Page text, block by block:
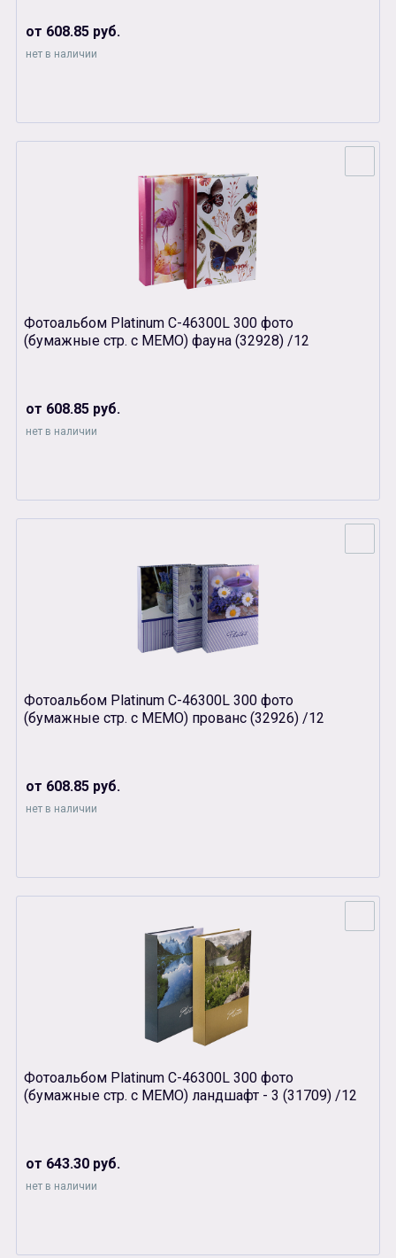
от 608.85 руб.
нет в наличии
Фотоальбом Platinum С-46300L 300 фото
(бумажные стр. с МЕМО) фауна (32928) /12
от 608.85 руб.
нет в наличии
Фотоальбом Platinum С-46300L 300 фото
(бумажные стр. с МЕМО) прованс (32926) /12
от 608.85 руб.
нет в наличии
Фотоальбом Platinum С-46300L 300 фото
(бумажные стр. с МЕМО) ландшафт - 3 (31709) /12
от 643.30 руб.
нет в наличии